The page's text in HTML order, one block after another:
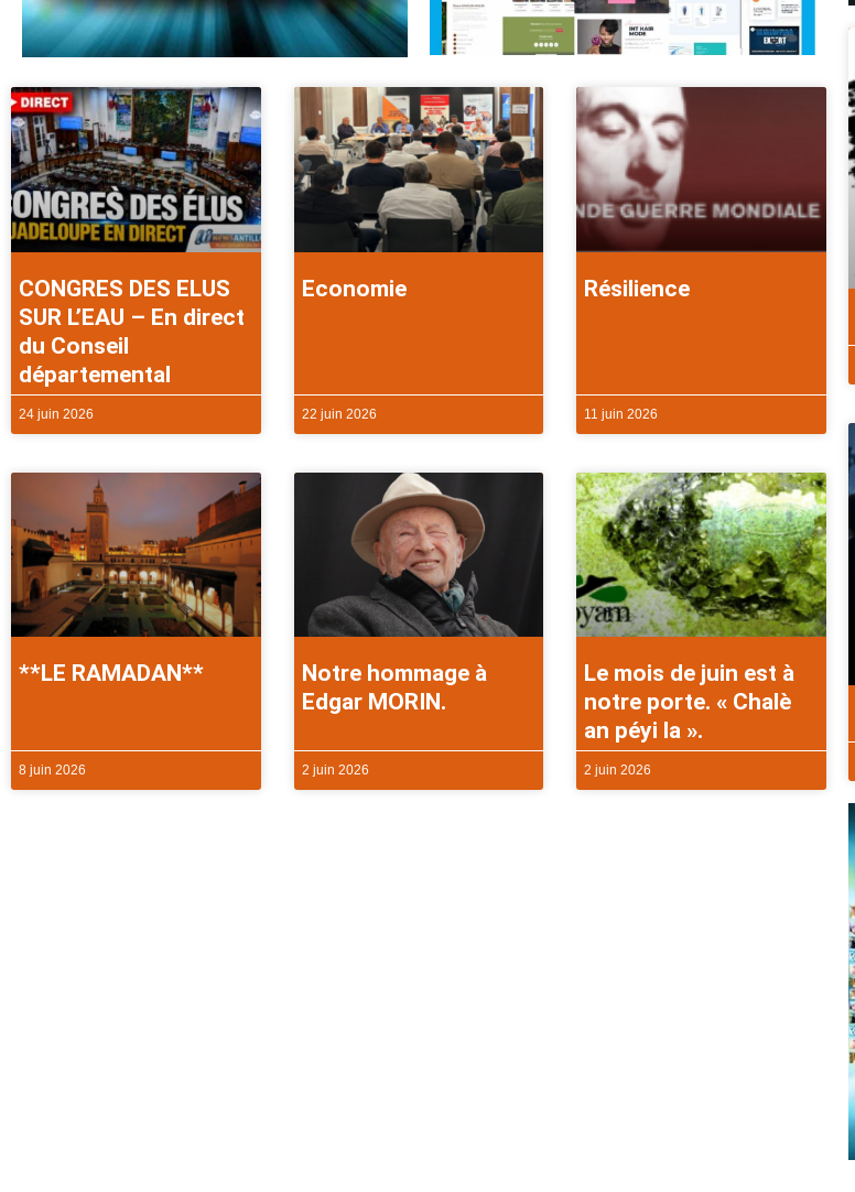
CONGRES DES ELUS
SUR L’EAU – En direct
du Conseil
départemental
24 juin 2026
Economie
22 juin 2026
Résilience
11 juin 2026
**LE RAMADAN**
8 juin 2026
Notre hommage à
Edgar MORIN.
2 juin 2026
Le mois de juin est à
notre porte. « Chalè
an péyi la ».
2 juin 2026